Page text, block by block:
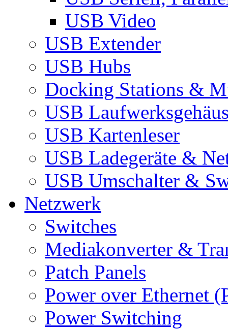
USB Video
USB Extender
USB Hubs
Docking Stations &
USB
USB Kartenleser
USB Ladegeräte &
USB Umschalter &
Netzwerk
Switches
Mediakonverter &
Patch Panels
Power over Ethernet
Power Switching